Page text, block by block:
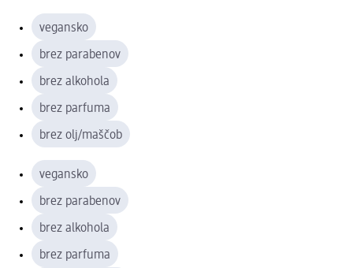
vegansko
brez parabenov
brez alkohola
brez parfuma
brez olj/maščob
vegansko
brez parabenov
brez alkohola
brez parfuma